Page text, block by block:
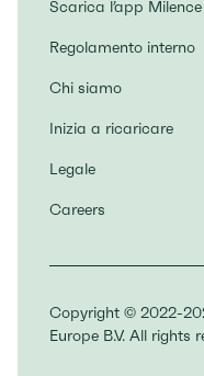
Scarica l’app Milence
Regolamento interno
Chi siamo
Inizia a ricaricare
Legale
Careers
Copyright © 2022-
Europe B.V. All rights